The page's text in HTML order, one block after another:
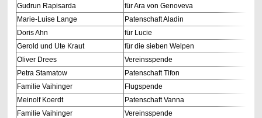
Gudrun Rapisarda
für Ara von Genoveva
Marie-Luise Lange
Patenschaft Aladin
Doris Ahn
für Lucie
Gerold und Ute Kraut
für die sieben Welpen
Oliver Drees
Vereinsspende
Petra Stamatow
Patenschaft Tifon
Familie Vaihinger
Flugspende
Meinolf Koerdt
Patenschaft Vanna
Familie Vaihinger
Vereinsspende